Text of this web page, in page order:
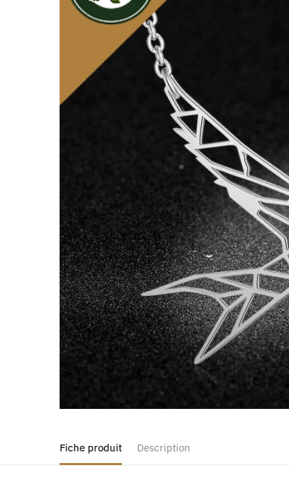
Fiche produit Description